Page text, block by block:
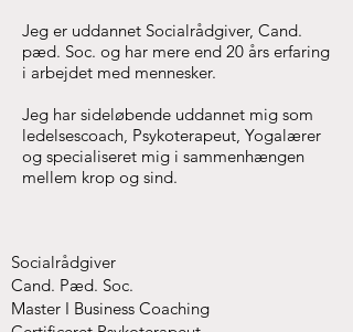
Jeg er uddannet Socialrådgiver, Cand.
pæd. Soc. og har mere end 20 års erfaring
i arbejdet med mennesker.
Jeg har sideløbende uddannet mig som
ledelsescoach, Psykoterapeut, Yogalærer
og specialiseret mig i sammenhængen
mellem krop og sind.
Socialrådgiver
Cand. Pæd. Soc.
Master I Business Coaching